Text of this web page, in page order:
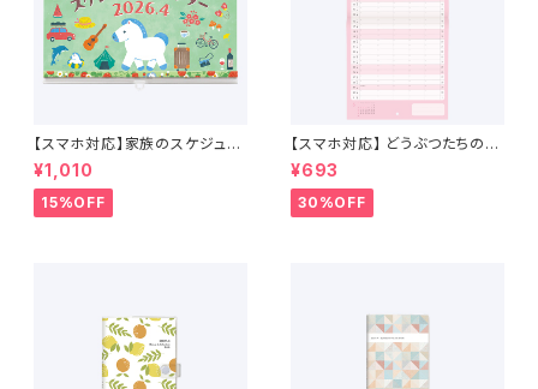
【スマホ対応】家族のスケジュー
ルカレンダー 4月始まり （2026
年4月〜2027年4月）
¥1,010
15%OFF
【スマホ対応】 どうぶつたちのス
ケジュールカレンダー 2026年
4月始まり
¥693
30%OFF